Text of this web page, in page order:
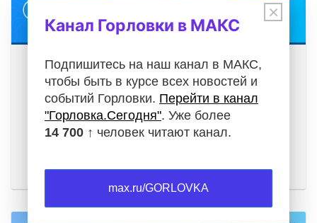
Как защитить свою недвижимость от
мошенников и избежать ошибок при
регистрации
05.08.2026
Операции с недвижимостью требуют особой
×
Канал Горловки в МАКС
Подпишитесь на наш канал в МАКС,
чтобы быть в курсе всех новостей и
событий Горловки. Перейти в канал
"Горловка.Сегодня". Уже более
14 700 ↑ человек читают канал.
max.ru/GORLOVKA